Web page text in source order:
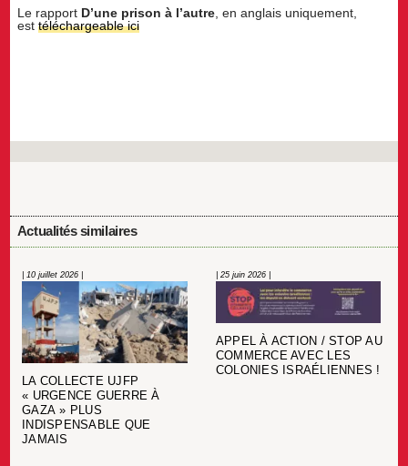
Le rapport D’une prison à l’autre , en anglais uniquement,
esttéléchargeable ici
Actualités similaires
| 10 juillet 2026 |
LA COLLECTE UJFP
« URGENCE GUERRE À
GAZA » PLUS
INDISPENSABLE QUE
JAMAIS
| 25 juin 2026 |
APPEL À ACTION / STOP AU
COMMERCE AVEC LES
COLONIES ISRAÉLIENNES !